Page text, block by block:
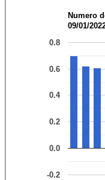
Numero
09/01/
-0.2
0.0
0.2
0.4
0.6
0.8